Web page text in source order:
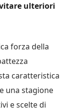
ulteriori
forza della
caratteristica
una stagione
e scelte di